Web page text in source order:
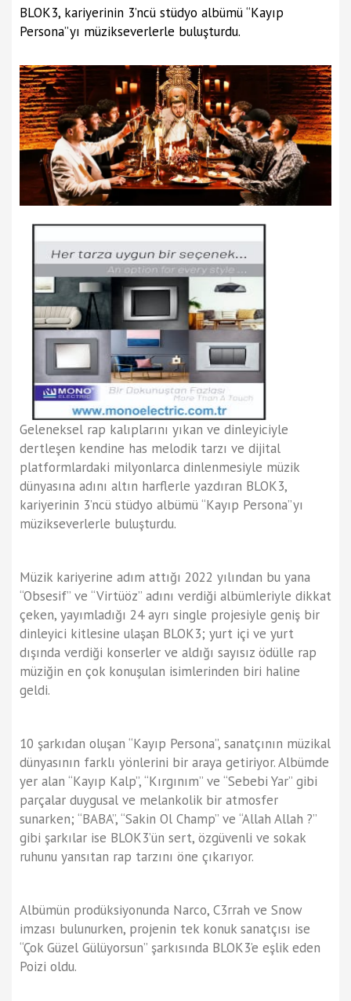
BLOK3, kariyerinin 3’ncü stüdyo albümü “Kayıp
Persona”yı müzikseverlerle buluşturdu.
Geleneksel rap kalıplarını yıkan ve dinleyiciyle
dertleşen kendine has melodik tarzı ve dijital
platformlardaki milyonlarca dinlenmesiyle müzik
dünyasına adını altın harflerle yazdıran BLOK3,
kariyerinin 3’ncü stüdyo albümü “Kayıp Persona”yı
müzikseverlerle buluşturdu.
Müzik kariyerine adım attığı 2022 yılından bu yana
“Obsesif” ve “Virtüöz” adını verdiği albümleriyle dikkat
çeken, yayımladığı 24 ayrı single projesiyle geniş bir
dinleyici kitlesine ulaşan BLOK3; yurt içi ve yurt
dışında verdiği konserler ve aldığı sayısız ödülle rap
müziğin en çok konuşulan isimlerinden biri haline
geldi.
10 şarkıdan oluşan “Kayıp Persona”, sanatçının müzikal
dünyasının farklı yönlerini bir araya getiriyor. Albümde
yer alan “Kayıp Kalp”, “Kırgınım” ve “Sebebi Yar” gibi
parçalar duygusal ve melankolik bir atmosfer
sunarken; “BABA”, “Sakin Ol Champ” ve “Allah Allah ?”
gibi şarkılar ise BLOK3’ün sert, özgüvenli ve sokak
ruhunu yansıtan rap tarzını öne çıkarıyor.
Albümün prodüksiyonunda Narco, C3rrah ve Snow
imzası bulunurken, projenin tek konuk sanatçısı ise
“Çok Güzel Gülüyorsun” şarkısında BLOK3’e eşlik eden
Poizi oldu.